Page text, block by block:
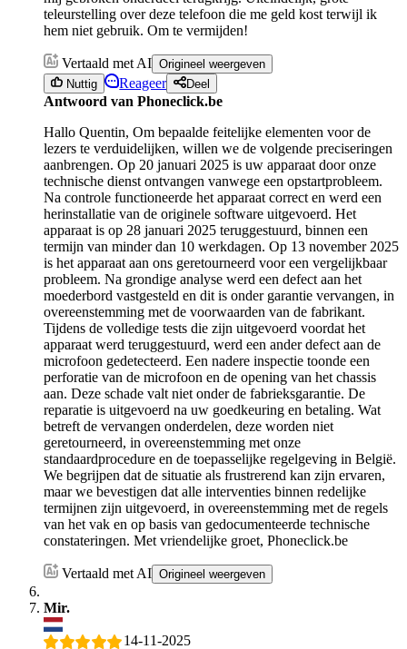
teleurstelling over deze telefoon die me geld kost terwijl ik
hem niet gebruik. Om te vermijden!
Vertaald met AI Origineel weergeven
Nuttig
Reageer Deel
Antwoord van Phoneclick.be
Hallo Quentin, Om bepaalde feitelijke elementen voor de
lezers te verduidelijken, willen we de volgende preciseringen
aanbrengen. Op 20 januari 2025 is uw apparaat door onze
technische dienst ontvangen vanwege een opstartprobleem.
Na controle functioneerde het apparaat correct en werd een
herinstallatie van de originele software uitgevoerd. Het
apparaat is op 28 januari 2025 teruggestuurd, binnen een
termijn van minder dan 10 werkdagen. Op 13 november 2025
is het apparaat aan ons geretourneerd voor een vergelijkbaar
probleem. Na grondige analyse werd een defect aan het
moederbord vastgesteld en dit is onder garantie vervangen, in
overeenstemming met de voorwaarden van de fabrikant.
Tijdens de volledige tests die zijn uitgevoerd voordat het
apparaat werd teruggestuurd, werd een ander defect aan de
microfoon gedetecteerd. Een nadere inspectie toonde een
perforatie van de microfoon en de opening van het chassis
aan. Deze schade valt niet onder de fabrieksgarantie. De
reparatie is uitgevoerd na uw goedkeuring en betaling. Wat
betreft de vervangen onderdelen, deze worden niet
geretourneerd, in overeenstemming met onze
standaardprocedure en de toepasselijke regelgeving in België.
We begrijpen dat de situatie als frustrerend kan zijn ervaren,
maar we bevestigen dat alle interventies binnen redelijke
termijnen zijn uitgevoerd, in overeenstemming met de regels
van het vak en op basis van gedocumenteerde technische
constateringen. Met vriendelijke groet, Phoneclick.be
Vertaald met AI Origineel weergeven
Mir.
14-11-2025